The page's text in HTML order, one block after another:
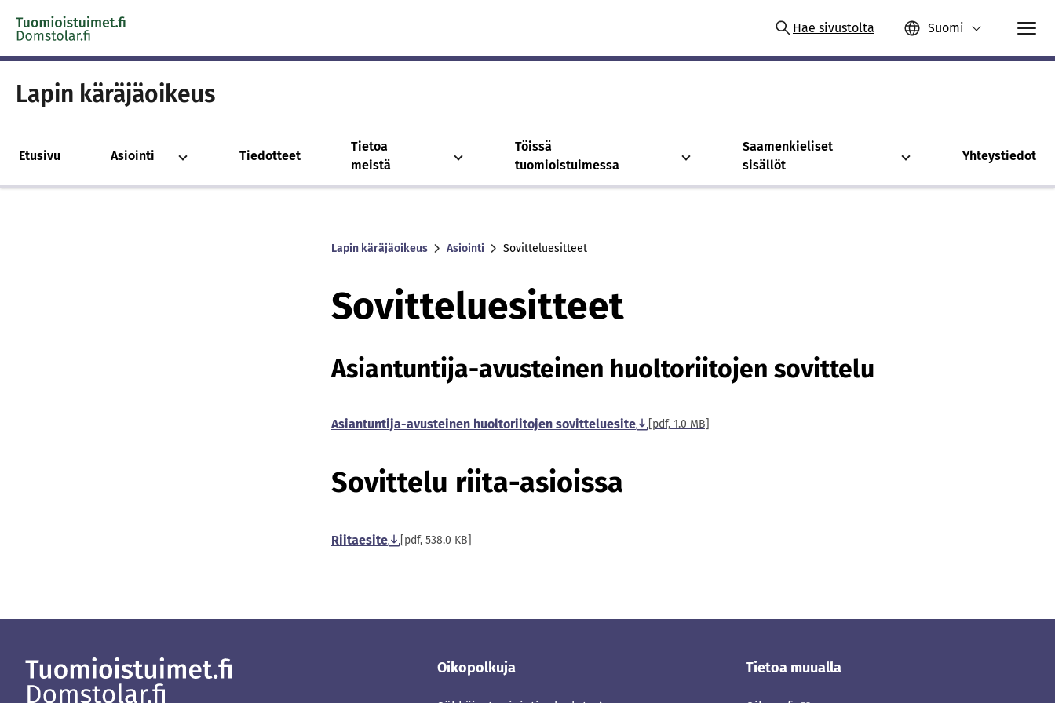
Skip to content -saavutettavuusohje Hae sivustolta Suomi
Lapin käräjäoikeus
Etusivu Asiointi Tiedotteet
Tietoa
meistä
Töissä
tuomioistuimessa
Saamenkieliset
sisällöt
Yhteystiedot
Lapin käräjäoikeus Asiointi Sovitteluesitteet
Sovitteluesitteet
Asiantuntija-avusteinen huoltoriitojen sovittelu
Asiantuntija-avusteinen huoltoriitojen sovitteluesite [pdf, 1.0 MB]
Sovittelu riita-asioissa
Riitaesite [pdf, 538.0 KB]
Oikopolkuja Tietoa muualla